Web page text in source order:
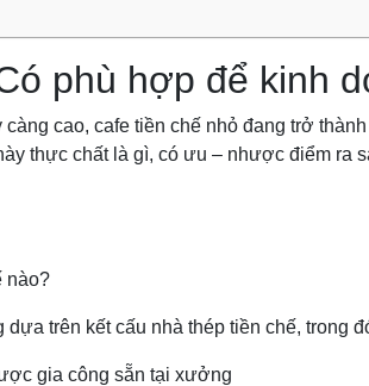
phù hợp để kinh
cao, cafe tiền chế nhỏ đang trở
thực chất là gì, có ưu – nhược điểm ra
nào?
trên kết cấu nhà thép tiền chế, trong
gia công sẵn tại xưởng